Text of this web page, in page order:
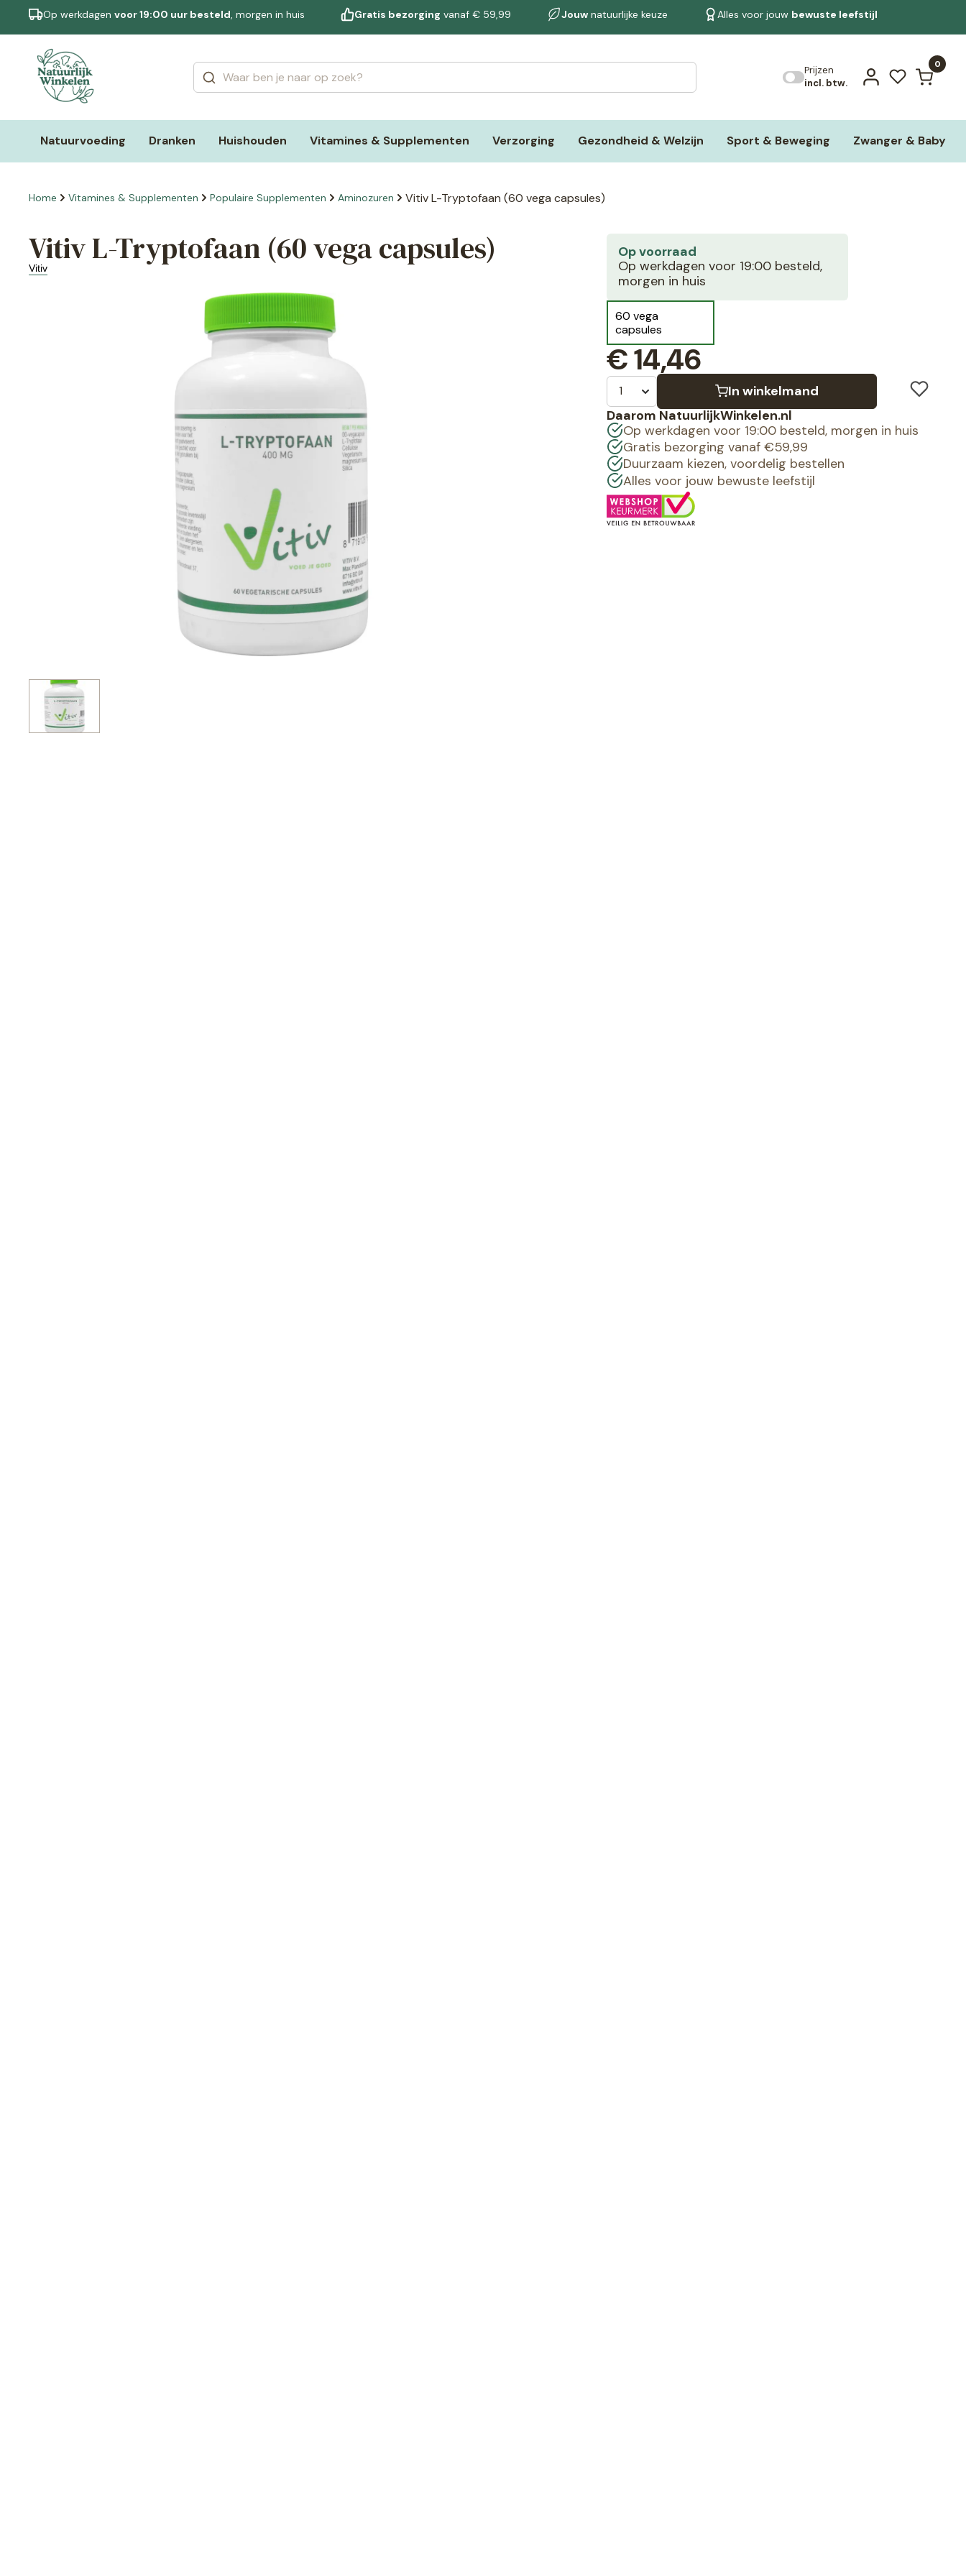
Op werkdagen voor 19:00 uur besteld, morgen in huis Gratis bezorging vanaf € 59,99 Jouwnatuurlijke keuze Alles voor jouw bewuste leefstijl
Prijzen
incl. btw.
0
Natuurvoeding Dranken Huishouden Vitamines & Supplementen Verzorging Gezondheid & Welzijn Sport & Beweging Zwanger & Baby
Bekijk alle resultaten
Home Vitamines & Supplementen Populaire Supplementen Aminozuren Vitiv L-Tryptofaan (60 vega capsules)
Vitiv L-Tryptofaan (60 vega capsules)
Vitiv
Op voorraad
Op werkdagen voor 19:00 besteld,
morgen in huis
60 vega
capsules
€14,46
In winkelmand
Daarom NatuurlijkWinkelen.nl
Op werkdagen voor 19:00 besteld, morgen in huis
Gratis bezorging vanaf €59,99
Duurzaam kiezen, voordelig bestellen
Alles voor jouw bewuste leefstijl